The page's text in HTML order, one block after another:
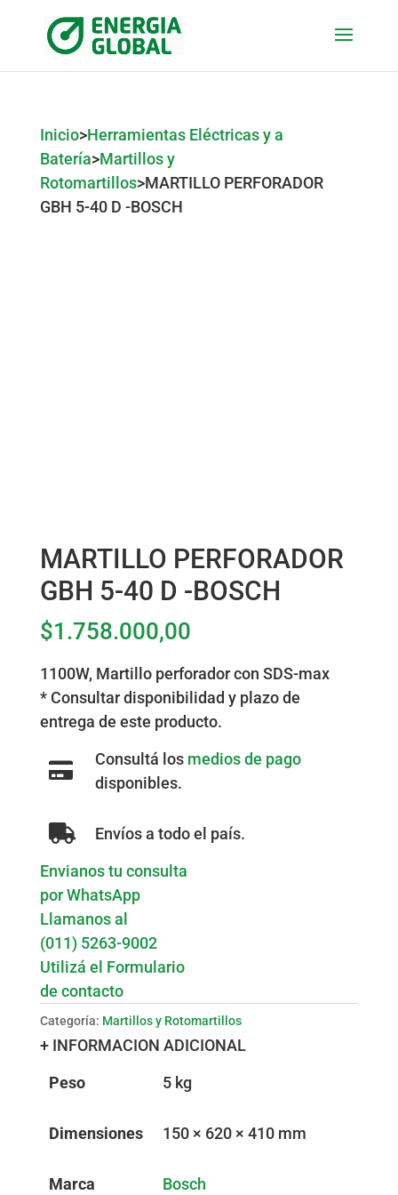
Inicio>Herramientas Eléctricas y a
Batería>Martillos y
Rotomartillos>MARTILLO PERFORADOR
GBH 5-40 D -BOSCH
MARTILLO PERFORADOR
GBH 5-40 D -BOSCH
$1.758.000,00
1100W, Martillo perforador con SDS-max
* Consultar disponibilidad y plazo de
entrega de este producto.
Consultá los medios de pago
disponibles.
Envíos a todo el país.
Envianos tu consulta
por WhatsApp
Llamanos al
(011) 5263-9002
Utilizá el Formulario
de contacto
Categoría: Martillos y Rotomartillos
+ INFORMACION ADICIONAL
Peso
5 kg
Dimensiones 150 × 620 × 410 mm
Marca
Bosch